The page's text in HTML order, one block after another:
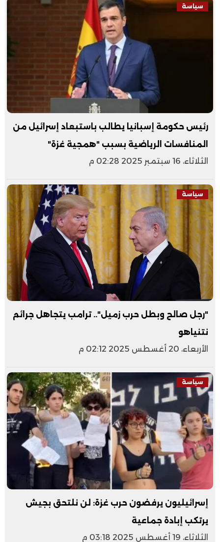
سياسة
رئيس حكومة إسبانيا يطالب باستبعاد إسرائيل من
المنافسات الرياضية بسبب "همجية غزة"
الثلاثاء، 16 سبتمبر 2025 02:28 م
سياسة
"رجل صالح وبطل حرب زميل".. ترامب يتجاهل جرائم
نتنياهو
الأربعاء، 20 أغسطس 2025 02:12 م
سياسة
إسرائيليون يرفضون حرب غزة: لن نلتحق بجيش
يرتكب إبادة جماعية
الثلاثاء، 19 أغسطس 2025 03:18 م